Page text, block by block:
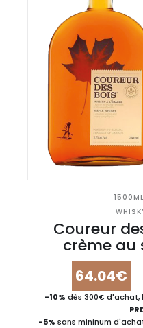
Coureur
crème au
64.04€
-10% dès 300€ d'achat,
-5% sans mininum